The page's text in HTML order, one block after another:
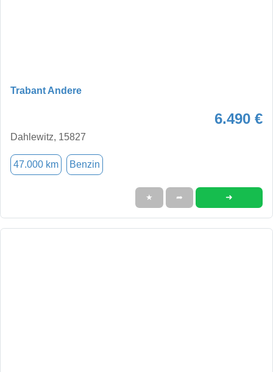
Trabant Andere
6.490 €
Dahlewitz, 15827
47.000 km Benzin
★ ➦ ➜